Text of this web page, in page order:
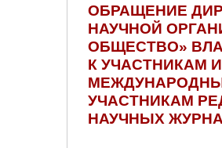
ОБРАЩЕНИЕ
НАУЧНОЙ
ОБЩЕСТВО»
К УЧАСТНИКАМ
УЧАСТНИКАМ
НАУЧНЫХ